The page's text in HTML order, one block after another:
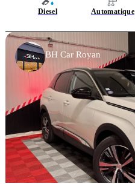
Diesel Automatique
BH Car Royan